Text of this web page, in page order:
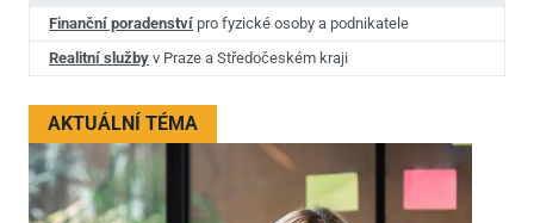
Finanční poradenství pro fyzické osoby a podnikatele
Realitní služby v Praze a Středočeském kraji
AKTUÁLNÍ TÉMA